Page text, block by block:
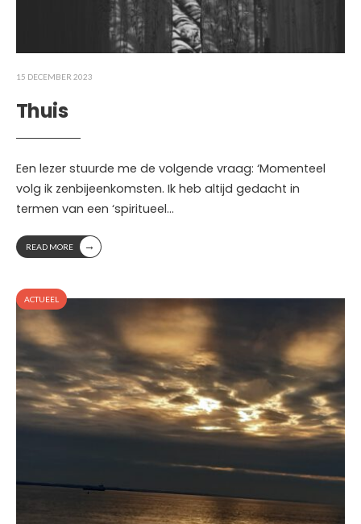
15 DECEMBER 2023
Thuis
Een lezer stuurde me de volgende vraag: ‘Momenteel
volg ik zenbijeenkomsten. Ik heb altijd gedacht in
termen van een ‘spiritueel...
READ MORE →
ACTUEEL